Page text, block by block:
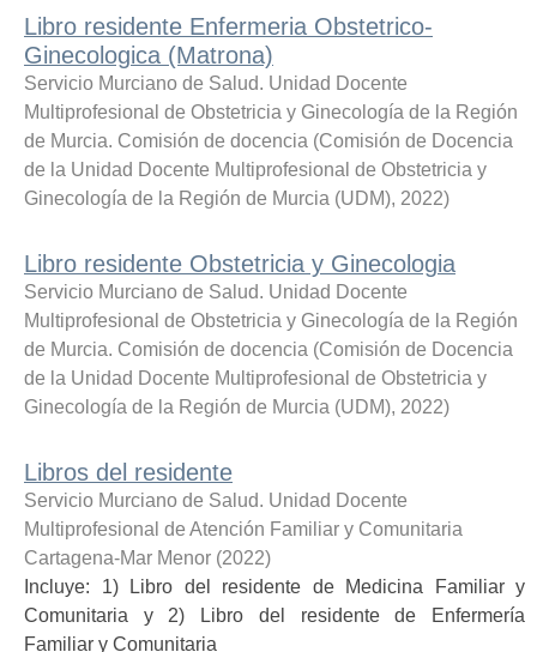
Libro residente Enfermeria Obstetrico-
Ginecologica (Matrona)
Servicio Murciano de Salud. Unidad Docente
Multiprofesional de Obstetricia y Ginecología de la Región
de Murcia. Comisión de docencia (Comisión de Docencia
de la Unidad Docente Multiprofesional de Obstetricia y
Ginecología de la Región de Murcia (UDM), 2022)
Libro residente Obstetricia y Ginecologia
Servicio Murciano de Salud. Unidad Docente
Multiprofesional de Obstetricia y Ginecología de la Región
de Murcia. Comisión de docencia (Comisión de Docencia
de la Unidad Docente Multiprofesional de Obstetricia y
Ginecología de la Región de Murcia (UDM), 2022)
Libros del residente
Servicio Murciano de Salud. Unidad Docente
Multiprofesional de Atención Familiar y Comunitaria
Cartagena-Mar Menor (2022)
Incluye: 1) Libro del residente de Medicina Familiar y
Comunitaria y 2) Libro del residente de Enfermería
Familiar y Comunitaria